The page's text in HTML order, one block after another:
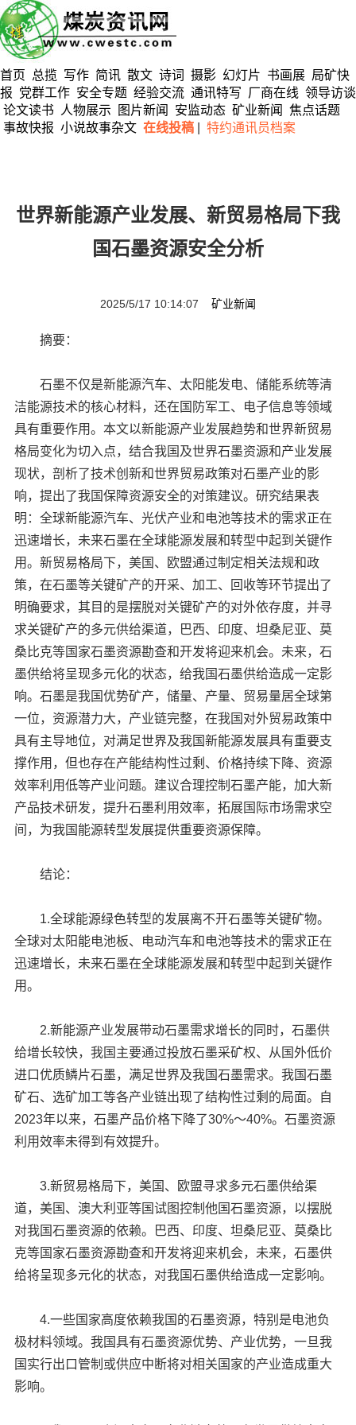
首页 总揽 写作 简讯 散文 诗词 摄影 幻灯片 书画展 局矿快
报 党群工作 安全专题 经验交流 通讯特写 厂商在线 领导访谈
论文读书
人物展示 图片新闻 安监动态 矿业新闻
焦点话题
事故快报 小说故事杂文 在线投稿 特约通讯员档案
世界新能源产业发展、新贸易格局下我
国石墨资源安全分析
2025/5/17 10:14:07 矿业新闻
摘要：
石墨不仅是新能源汽车、太阳能发电、储能系统等清
洁能源技术的核心材料，还在国防军工、电子信息等领域
具有重要作用。本文以新能源产业发展趋势和世界新贸易
格局变化为切入点，结合我国及世界石墨资源和产业发展
现状，剖析了技术创新和世界贸易政策对石墨产业的影
响，提出了我国保障资源安全的对策建议。研究结果表
明：全球新能源汽车、光伏产业和电池等技术的需求正在
迅速增长，未来石墨在全球能源发展和转型中起到关键作
用。新贸易格局下，美国、欧盟通过制定相关法规和政
策，在石墨等关键矿产的开采、加工、回收等环节提出了
明确要求，其目的是摆脱对关键矿产的对外依存度，并寻
求关键矿产的多元供给渠道，巴西、印度、坦桑尼亚、莫
桑比克等国家石墨资源勘查和开发将迎来机会。未来，石
墨供给将呈现多元化的状态，给我国石墨供给造成一定影
响。石墨是我国优势矿产，储量、产量、贸易量居全球第
一位，资源潜力大，产业链完整，在我国对外贸易政策中
具有主导地位，对满足世界及我国新能源发展具有重要支
撑作用，但也存在产能结构性过剩、价格持续下降、资源
效率利用低等产业问题。建议合理控制石墨产能，加大新
产品技术研发，提升石墨利用效率，拓展国际市场需求空
间，为我国能源转型发展提供重要资源保障。
结论：
1.全球能源绿色转型的发展离不开石墨等关键矿物。
全球对太阳能电池板、电动汽车和电池等技术的需求正在
迅速增长，未来石墨在全球能源发展和转型中起到关键作
用。
2.新能源产业发展带动石墨需求增长的同时，石墨供
给增长较快，我国主要通过投放石墨采矿权、从国外低价
进口优质鳞片石墨，满足世界及我国石墨需求。我国石墨
矿石、选矿加工等各产业链出现了结构性过剩的局面。自
2023年以来，石墨产品价格下降了30%～40%。石墨资源
利用效率未得到有效提升。
3.新贸易格局下，美国、欧盟寻求多元石墨供给渠
道，美国、澳大利亚等国试图控制他国石墨资源，以摆脱
对我国石墨资源的依赖。巴西、印度、坦桑尼亚、莫桑比
克等国家石墨资源勘查和开发将迎来机会，未来，石墨供
给将呈现多元化的状态，对我国石墨供给造成一定影响。
4.一些国家高度依赖我国的石墨资源，特别是电池负
极材料领域。我国具有石墨资源优势、产业优势，一旦我
国实行出口管制或供应中断将对相关国家的产业造成重大
影响。